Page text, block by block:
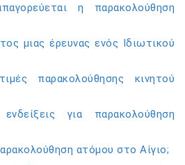
η παρακολούθηση
μιας έρευνας ενός Ιδιωτικού
παρακολούθησης κινητού
για παρακολούθηση
ατόμου στο Αίγιο;